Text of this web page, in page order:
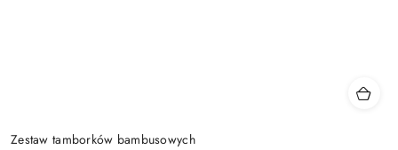
Zestaw tamborków bambusowych